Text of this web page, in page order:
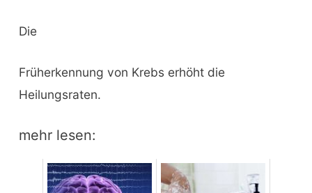
Die
Früherkennung von Krebs erhöht die
Heilungsraten.
mehr lesen: